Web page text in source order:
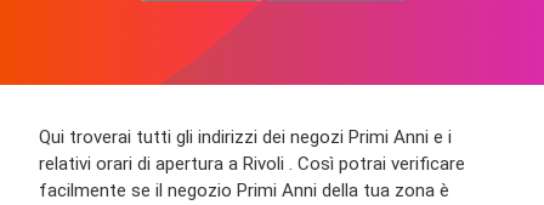
Qui troverai tutti gli indirizzi dei negozi Primi Anni e i
relativi orari di apertura a Rivoli . Così potrai verificare
facilmente se il negozio Primi Anni della tua zona è